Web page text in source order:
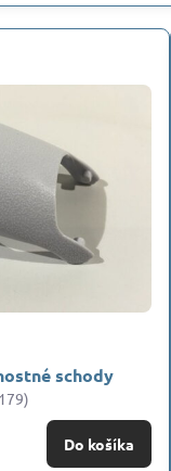
schody
Do košíka